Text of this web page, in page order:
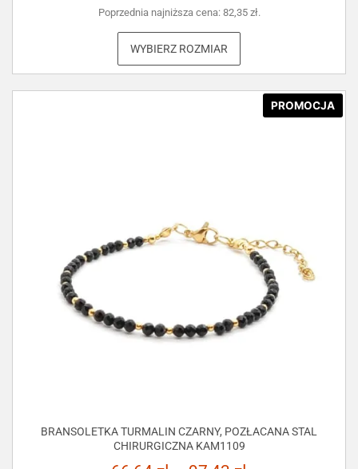
Poprzednia najniższa cena: 82,35 zł.
WYBIERZ ROZMIAR
PROMOCJA
BRANSOLETKA TURMALIN CZARNY, POZŁACANA STAL
CHIRURGICZNA KAM1109